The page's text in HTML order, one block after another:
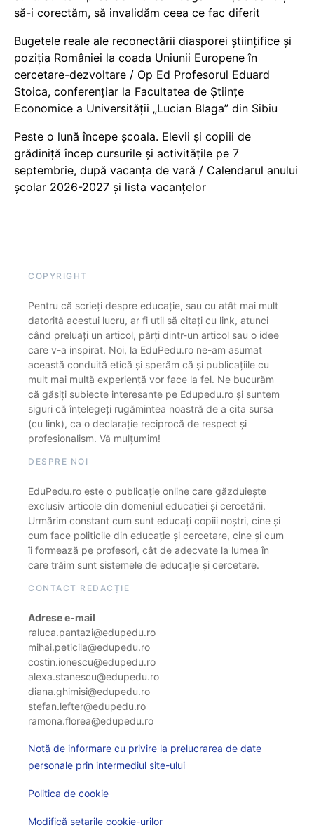
să-i corectăm, să invalidăm ceea ce fac diferit
Bugetele reale ale reconectării diasporei științifice și
poziția României la coada Uniunii Europene în
cercetare-dezvoltare / Op Ed Profesorul Eduard
Stoica, conferențiar la Facultatea de Științe
Economice a Universității „Lucian Blaga” din Sibiu
Peste o lună începe școala. Elevii și copiii de
grădiniță încep cursurile și activitățile pe 7
septembrie, după vacanța de vară / Calendarul anului
școlar 2026-2027 și lista vacanțelor
COPYRIGHT
Pentru că scrieți despre educație, sau cu atât mai mult
datorită acestui lucru, ar fi util să citați cu link, atunci
când preluați un articol, părți dintr-un articol sau o idee
care v-a inspirat. Noi, la EduPedu.ro ne-am asumat
această conduită etică și sperăm că și publicațiile cu
mult mai multă experiență vor face la fel. Ne bucurăm
că găsiți subiecte interesante pe Edupedu.ro și suntem
siguri că înțelegeți rugămintea noastră de a cita sursa
(cu link), ca o declarație reciprocă de respect și
profesionalism. Vă mulțumim!
DESPRE NOI
EduPedu.ro este o publicație online care găzduiește
exclusiv articole din domeniul educației și cercetării.
Urmărim constant cum sunt educați copiii noștri, cine și
cum face politicile din educație și cercetare, cine și cum
îi formează pe profesori, cât de adecvate la lumea în
care trăim sunt sistemele de educație și cercetare.
CONTACT REDACȚIE
Adrese e-mail
raluca.pantazi@edupedu.ro
mihai.peticila@edupedu.ro
costin.ionescu@edupedu.ro
alexa.stanescu@edupedu.ro
diana.ghimisi@edupedu.ro
stefan.lefter@edupedu.ro
ramona.florea@edupedu.ro
Notă de informare cu privire la prelucrarea de date
personale prin intermediul site-ului
Politica de cookie
Modifică setarile cookie-urilor